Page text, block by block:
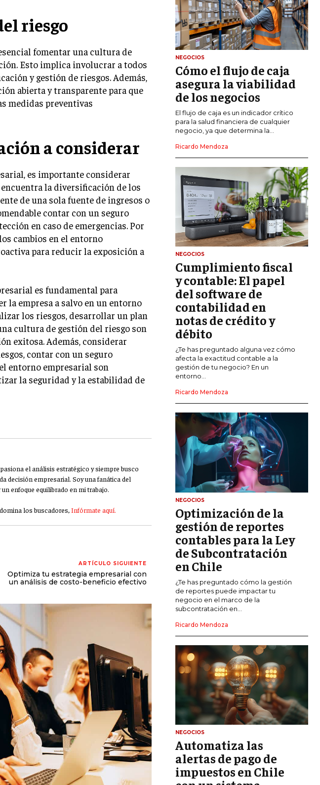
GESTIÓN DE LA INNOVACIÓN
TECNOLÓGICA
TRANSFORMACIÓN DIGITAL
ANALÍTICA EMPRESARIAL Y BUSINESS
INTELLIGENCE
CIBERSEGURIDAD EMPRESARIAL
ESTRATEGIA
EMPRESAS FAMILIARES Y SUCESIÓN
NEGOCIACIÓN Y RESOLUCIÓN DE
CONFLICTOS
DERECHO EMPRESARIAL Y
REGULACIONES
ÉXITO EMPRESARIAL Y CASOS DE
ESTUDIO
GOBIERNO CORPORATIVO
NEGOCIOS
ESTRATEGIAS DE NEGOCIOS
MARKETING B2B
MARKETING B2C
FRANQUICIAS
MARKETING DE INFLUENCERS
E-COMMERCE
GESTIÓN DE CRISIS EMPRESARIALES
EMPRESAS Y STARTUPS TECNOLÓGICAS
GESTIÓN DE LA EXPERIENCIA DEL
CLIENTE
PROYECTOS
GESTIÓN DE PROYECTOS
GESTIÓN DE OPERACIONES Y CADENA
DE SUMINISTRO
LOGÍSTICA EMPRESARIAL
CALIDAD Y MEJORA CONTINUA
TALENTOS
TALENTO
RECLUTAMIENTO Y SELECCIÓN
DESARROLLO DE PERSONAL
GESTIÓN DEL DESEMPEÑO
CULTURA Y CLIMA ORGANIZACIONAL
ÉTICA EMPRESARIAL Y
RESPONSABILIDAD SOCIAL
BLOG
riesgo
fomentar una cultura de
Esto implica involucrar a todos
y gestión de riesgos. Además,
abierta y transparente para que
medidas preventivas
a considerar
es importante considerar
la diversificación de los
de una sola fuente de ingresos o
contar con un seguro
en caso de emergencias. Por
cambios en el entorno
para reducir la exposición a
es fundamental para
la empresa a salvo en un entorno
los riesgos, desarrollar un plan
cultura de gestión del riesgo son
exitosa. Además, considerar
contar con un seguro
entorno empresarial son
la seguridad y la estabilidad de
el análisis estratégico y siempre busco
decisión empresarial. Soy una fanática del
enfoque equilibrado en mi trabajo.
los buscadores,Infórmate aquí.
ARTÍCULO SIGUIENTE
Optimiza tu estrategia empresarial con
un análisis de costo-beneficio efectivo
NEGOCIOS
Cómo el flujo de caja
asegura la viabilidad
de los negocios
El flujo de caja es un indicador crítico
para la salud financiera de cualquier
negocio, ya que determina la...
Ricardo Mendoza
NEGOCIOS
Cumplimiento fiscal
y contable: El papel
del software de
contabilidad en
notas de crédito y
débito
¿Te has preguntado alguna vez cómo
afecta la exactitud contable a la
gestión de tu negocio? En un
entorno...
Ricardo Mendoza
NEGOCIOS
Optimización de la
gestión de reportes
contables para la Ley
de Subcontratación
en Chile
¿Te has preguntado cómo la gestión
de reportes puede impactar tu
negocio en el marco de la
subcontratación en...
Ricardo Mendoza
NEGOCIOS
Automatiza las
alertas de pago de
impuestos en Chile